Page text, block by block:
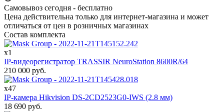
Самовывоз сегодня - бесплатно
Цена действительна только для интернет-магазина и может
отличаться от цен в розничных магазинах
Состав комплекта
x1
IP-видеорегистратор TRASSIR NeuroStation 8600R/64
210 000 руб.
x47
IP-камера Hikvision DS-2CD2523G0-IWS (2.8 мм)
18 690 руб.